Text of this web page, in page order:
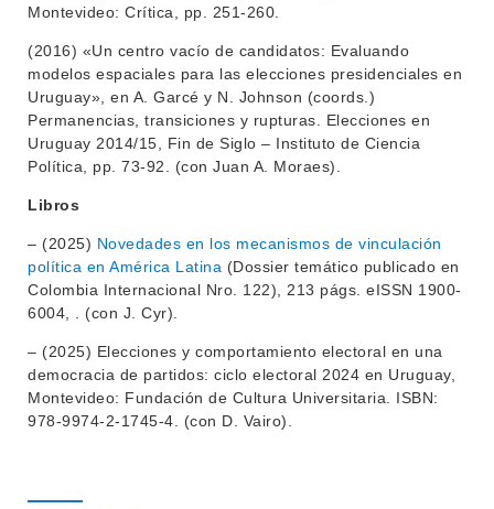
Montevideo: Crítica, pp. 251-260.
(2016) «Un centro vacío de candidatos: Evaluando
modelos espaciales para las elecciones presidenciales en
Uruguay», en A. Garcé y N. Johnson (coords.)
Permanencias, transiciones y rupturas. Elecciones en
Uruguay 2014/15, Fin de Siglo – Instituto de Ciencia
Política, pp. 73-92. (con Juan A. Moraes).
Libros
– (2025) Novedades en los mecanismos de vinculación
política en América Latina (Dossier temático publicado en
Colombia Internacional Nro. 122), 213 págs. eISSN 1900-
6004, . (con J. Cyr).
– (2025) Elecciones y comportamiento electoral en una
democracia de partidos: ciclo electoral 2024 en Uruguay,
Montevideo: Fundación de Cultura Universitaria. ISBN:
978-9974-2-1745-4. (con D. Vairo).